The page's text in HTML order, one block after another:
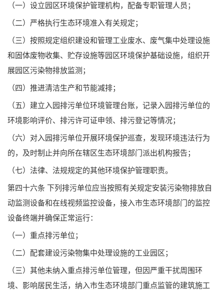
（一）设立园区环境保护管理机构，配备专职管理人员；
（二）严格执行生态环境准入有关规定；
（三）按照规定组织建设和管理工业废水、废气集中处理设施
和固体废物收集、贮存设施等园区环境保护基础设施，组织开
展园区污染物排放监测；
（四）推进清洁生产和节能减排；
（五）建立入园排污单位环境管理台账，记录入园排污单位的
环境影响评价、排污许可证申领、排污登记等情况；
（六）对入园排污单位开展环境保护巡查，发现环境违法行为
的，及时制止并向所在辖区生态环境部门派出机构报告；
（七）法律、法规规定的其他环境保护管理职责。
第四十六条 下列排污单位应当按照有关规定安装污染物排放自
动监测设备和在线视频监控设备，接入市生态环境部门的监控
设备终端并确保正常运行：
（一）重点排污单位；
（二）配套建设污染物集中处理设施的工业园区；
（三）其他未纳入重点排污单位管理，但因严重干扰周围环
境、影响居民生活，纳入市生态环境部门重点监管的建筑施工